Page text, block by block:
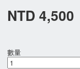
NTD 4,500
數量